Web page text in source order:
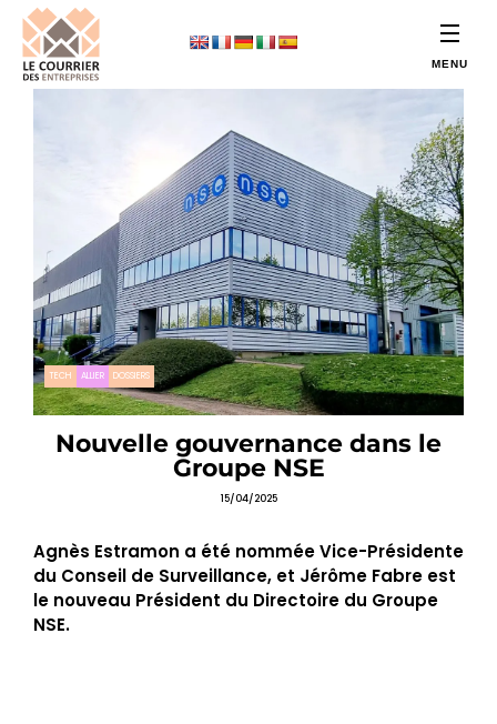
TECH ALLIER DOSSIERS
Nouvelle gouvernance dans le
Groupe NSE
15/04/2025
Agnès Estramon a été nommée Vice-Présidente
du Conseil de Surveillance, et Jérôme Fabre est
le nouveau Président du Directoire du Groupe
NSE.